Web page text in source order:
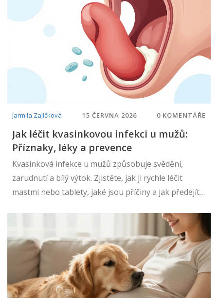
Jarmila Zajíčková 15 ČERVNA 2026 0 KOMENTÁŘE
Jak léčit kvasinkovou infekci u mužů:
Příznaky, léky a prevence
Kvasinková infekce u mužů způsobuje svědění,
zarudnutí a bílý výtok. Zjistěte, jak ji rychle léčit
mastmi nebo tablety, jaké jsou příčiny a jak předejít